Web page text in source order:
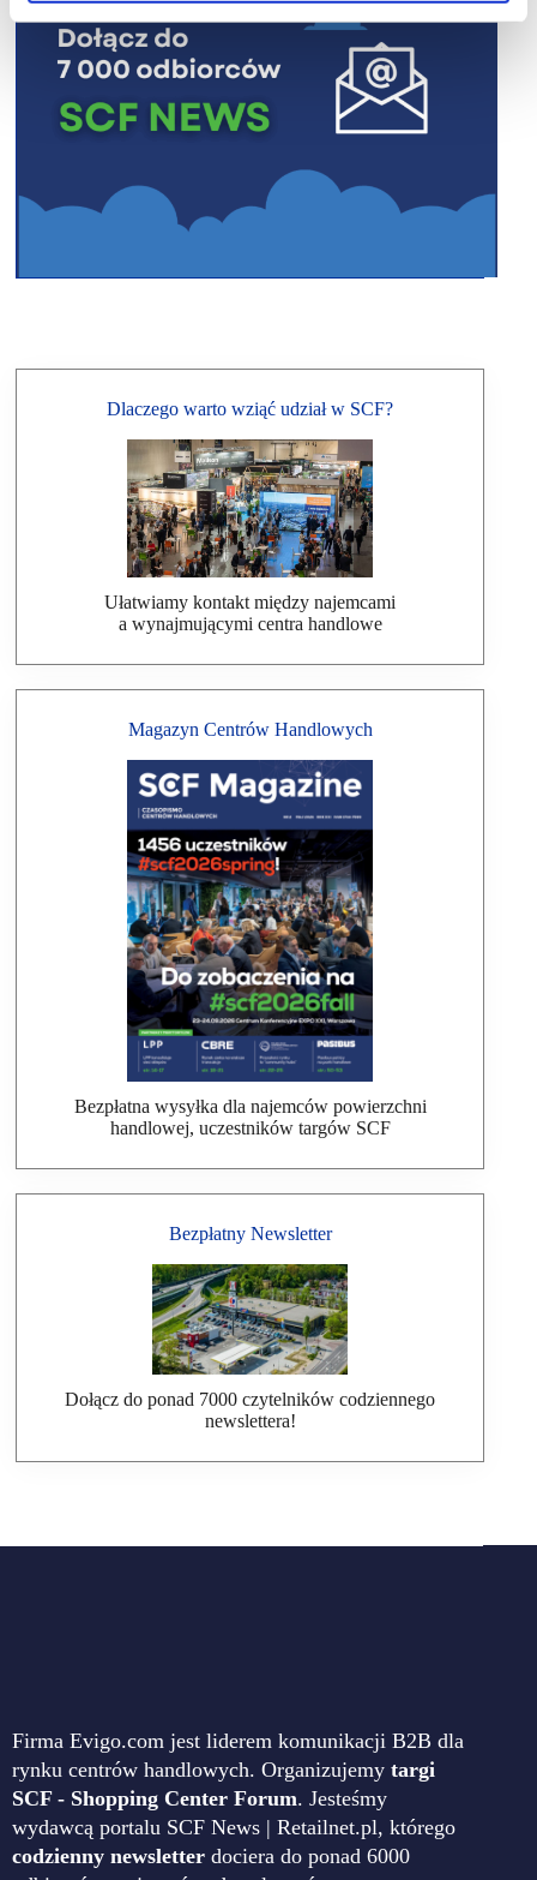
Dlaczego warto wziąć udział w SCF?
Ułatwiamy kontakt między najemcami
a wynajmującymi centra handlowe
Magazyn Centrów Handlowych
Bezpłatna wysyłka dla najemców powierzchni
handlowej, uczestników targów SCF
Bezpłatny Newsletter
Dołącz do ponad 7000 czytelników codziennego
newslettera!
Firma Evigo.com jest liderem komunikacji B2B dla
rynku centrów handlowych. Organizujemy targi
SCF - Shopping Center Forum. Jesteśmy
wydawcą portalu SCF News | Retailnet.pl, którego
codzienny newsletter dociera do ponad 6000